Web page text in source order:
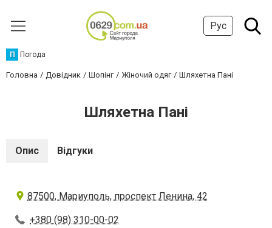
Рус
П Погода
Головна Довідник Шопінг Жіночий одяг Шляхетна Пані
Шляхетна Пані
Опис Відгуки
87500, Мариуполь, проспект Ленина, 42
+380 (98) 310-00-02